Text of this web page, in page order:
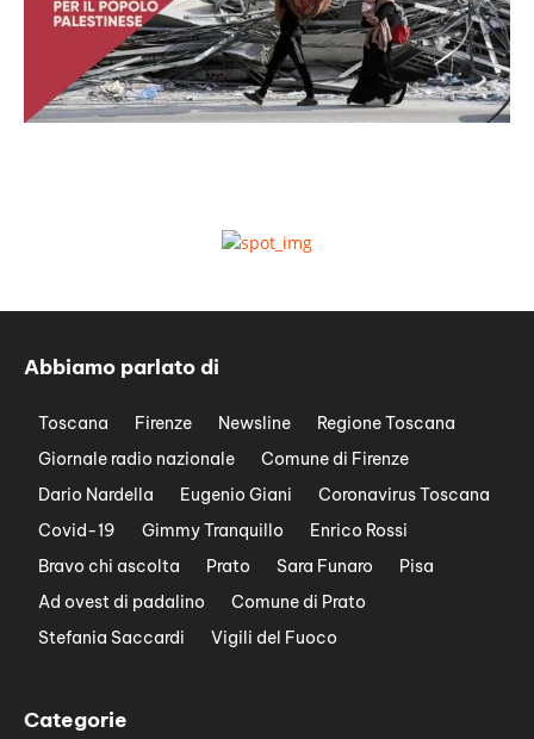
Abbiamo parlato di
Toscana Firenze Newsline
Regione Toscana
Giornale radio nazionale
Comune di Firenze
Dario Nardella
Eugenio Giani
Coronavirus Toscana
Covid-19
Gimmy Tranquillo
Enrico Rossi
Bravo chi ascolta
Prato Sara Funaro
Pisa
Ad ovest di padalino
Comune di Prato
Stefania Saccardi
Vigili del Fuoco
Categorie